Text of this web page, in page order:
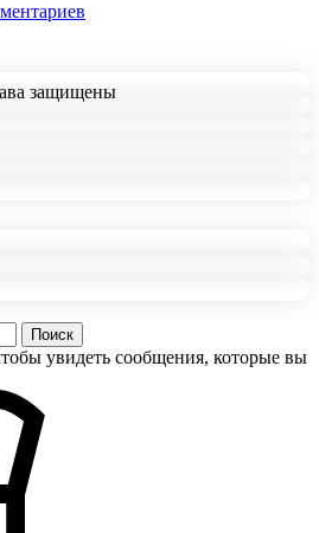
защищены
Поиск
увидеть сообщения, которые вы